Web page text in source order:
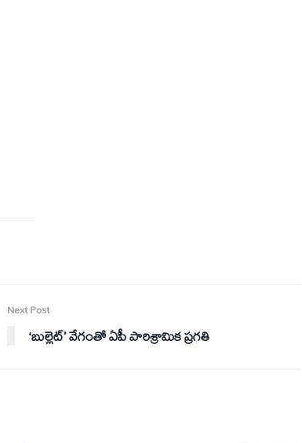
Next Post
‘బుల్లెట్’ వేగంతో ఏపీ పారిశ్రామిక ప్రగతి